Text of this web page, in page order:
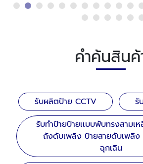
คำค้นสินค้
รับผลิตป้าย CCTV
รั
รับทำป้ายป้ายเเบบพับทรงสามเ
ถังดับเพลิง ป้ายสายดับเพลิง
ฉุกเฉิน